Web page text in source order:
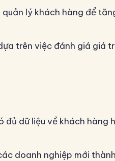
lý khách hàng để
trên việc đánh giá giá
đủ dữ liệu về khách hàng
doanh nghiệp mới